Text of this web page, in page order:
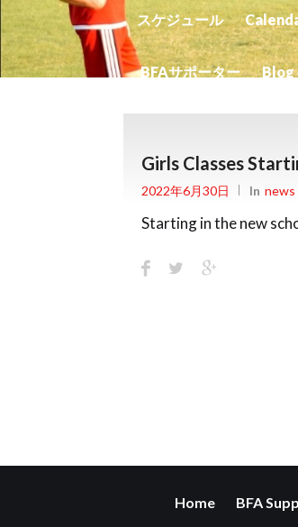
スケジュール
BFAサポーター Blog
Girls Classes
2022年6月30日 In News
Starting in the new
Home BFA